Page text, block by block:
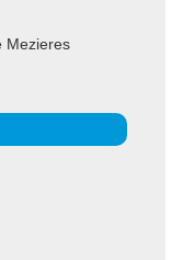
Mezieres